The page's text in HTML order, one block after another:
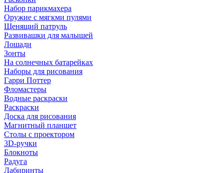
Набор парикмахера
Оружие с мягкми пулями
Щенящий патруль
Развивашки для малышей
Лошади
Зонты
На солнечных батарейках
Наборы для рисования
Гарри Поттер
Фломастеры
Водные раскраски
Раскраски
Доска для рисования
Магнитный планшет
Столы с проектором
3D-ручки
Блокноты
Радуга
Лабиринты